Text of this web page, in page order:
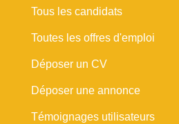
Tous les candidats
Toutes les offres d'emploi
Déposer un CV
Déposer une annonce
Témoignages utilisateurs